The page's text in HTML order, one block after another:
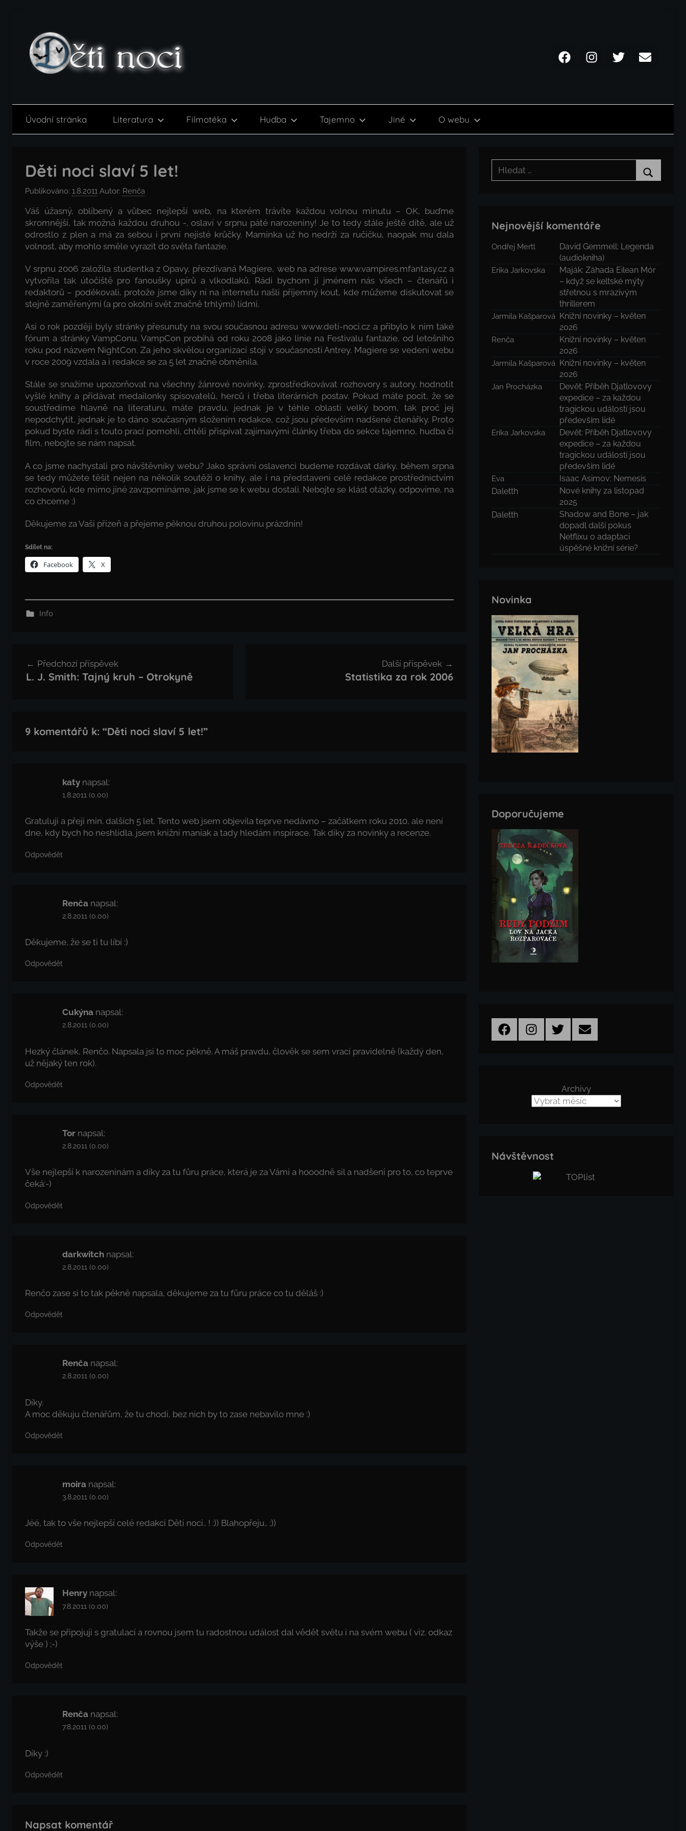
obsahu
noci
FacebookInstagramTwitterEmail
Úvodní stránka Literatura Filmotéka Hudba Tajemno Jiné O webu
Děti noci slaví 5 let!
Publikováno: 1.8.2011 Autor: Renča
Váš úžasný, oblíbený a vůbec nejlepší web, na kterém trávíte každou volnou minutu – OK, buďme
skromnější, tak možná každou druhou -, oslaví v srpnu páté narozeniny! Je to tedy stále ještě dítě, ale už
odrostlo z plen a má za sebou i první nejisté krůčky. Maminka už ho nedrží za ručičku, naopak mu dala
volnost, aby mohlo směle vyrazit do světa fantazie.
V srpnu 2006 založila studentka z Opavy, přezdívaná Magiere, web na adrese www.vampires.mfantasy.cz a
vytvořila tak útočiště pro fanoušky upírů a vlkodlaků. Rádi bychom jí jménem nás všech – čtenářů i
redaktorů – poděkovali, protože jsme díky ní na internetu našli příjemný kout, kde můžeme diskutovat se
stejně zaměřenými (a pro okolní svět značně trhlými) lidmi.
Asi o rok později byly stránky přesunuty na svou současnou adresu www.deti-noci.cz a přibylo k nim také
fórum a stránky VampConu. VampCon probíhá od roku 2008 jako linie na Festivalu fantazie, od letošního
roku pod názvem NightCon. Za jeho skvělou organizací stojí v současnosti Antrey. Magiere se vedení webu
v roce 2009 vzdala a i redakce se za 5 let značně obměnila.
Stále se snažíme upozorňovat na všechny žánrové novinky, zprostředkovávat rozhovory s autory, hodnotit
vyšlé knihy a přidávat medailonky spisovatelů, herců i třeba literárních postav. Pokud máte pocit, že se
soustředíme hlavně na literaturu, máte pravdu, jednak je v téhle oblasti velký boom, tak proč jej
nepodchytit, jednak je to dáno současným složením redakce, což jsou především nadšené čtenářky. Proto
pokud byste rádi s touto prací pomohli, chtěli přispívat zajímavými články třeba do sekce tajemno, hudba či
film, nebojte se nám napsat.
A co jsme nachystali pro návštěvníky webu? Jako správní oslavenci budeme rozdávat dárky, během srpna
se tedy můžete těšit nejen na několik soutěží o knihy, ale i na představení celé redakce prostřednictvím
rozhovorů, kde mimo jiné zavzpomínáme, jak jsme se k webu dostali. Nebojte se klást otázky, odpovíme, na
co chceme :)
Děkujeme za Vaši přízeň a přejeme pěknou druhou polovinu prázdnin!
Sdílet na:
Facebook X
Info
pro
Předchozí příspěvek
L. J. Smith: Tajný kruh – Otrokyně
Další příspěvek
Statistika za rok 2006
9 komentářů k: “Děti noci slaví 5 let!”
katy napsal:
1.8.2011 (0.00)
Gratuluji a přeji min. dalších 5 let. Tento web jsem objevila teprve nedávno – začátkem roku 2010, ale není
dne, kdy bych ho neshlídla. jsem knižní maniak a tady hledám inspirace. Tak díky za novinky a recenze.
Odpovědět
Renča napsal:
2.8.2011 (0.00)
Děkujeme, že se ti tu líbí :)
Odpovědět
Cukýna napsal:
2.8.2011 (0.00)
Hezký článek, Renčo. Napsala jsi to moc pěkně. A máš pravdu, člověk se sem vrací pravidelně (každý den,
už nějaký ten rok).
Odpovědět
Tor napsal:
2.8.2011 (0.00)
Vše nejlepší k narozeninám a díky za tu fůru práce, která je za Vámi a hooodně sil a nadšení pro to, co teprve
čeká:-)
Odpovědět
darkwitch napsal:
2.8.2011 (0.00)
Renčo zase si to tak pěkně napsala, děkujeme za tu fůru práce co tu děláš :)
Odpovědět
Renča napsal:
2.8.2011 (0.00)
Díky.
A moc děkuju čtenářům, že tu chodí, bez nich by to zase nebavilo mne :)
Odpovědět
moira napsal:
3.8.2011 (0.00)
Jéé, tak to vše nejlepší celé redakci Dětí noci.. ! :)) Blahopřeju.. ;))
Odpovědět
Henry napsal:
7.8.2011 (0.00)
Takže se připojuji s gratulací a rovnou jsem tu radostnou událost dal vědět světu i na svém webu ( viz. odkaz
výše ) ;-)
Odpovědět
Renča napsal:
7.8.2011 (0.00)
Díky :)
Odpovědět
Napsat komentář
Hledat:
Nejnovější komentáře
Ondřej Mertl
David Gemmell: Legenda
(audiokniha)
Erika Jarkovska
Maják: Záhada Eilean Mór
– když se keltské mýty
střetnou s mrazivým
thrillerem
Jarmila Kašparová Knižní novinky – květen
2026
Renča
Knižní novinky – květen
2026
Jarmila Kašparová Knižní novinky – květen
2026
Jan Procházka
Devět: Příběh Djatlovovy
expedice – za každou
tragickou událostí jsou
především lidé
Erika Jarkovska
Devět: Příběh Djatlovovy
expedice – za každou
tragickou událostí jsou
především lidé
Eva
Isaac Asimov: Nemesis
Daletth
Nové knihy za listopad
2025
Daletth
Shadow and Bone – jak
dopadl další pokus
Netflixu o adaptaci
úspěšné knižní série?
Novinka
Doporučujeme
FacebookInstagramTwitterEmail
Archivy
Návštěvnost